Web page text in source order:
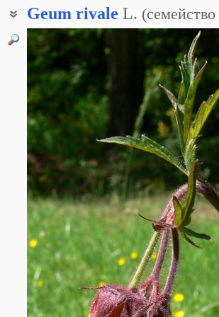
Geum rivale L. (семейство
Гравилат приречный
Гравилат приручейный